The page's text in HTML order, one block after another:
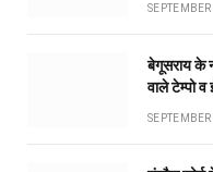
बेगूसराय के
वाले टेम्पो